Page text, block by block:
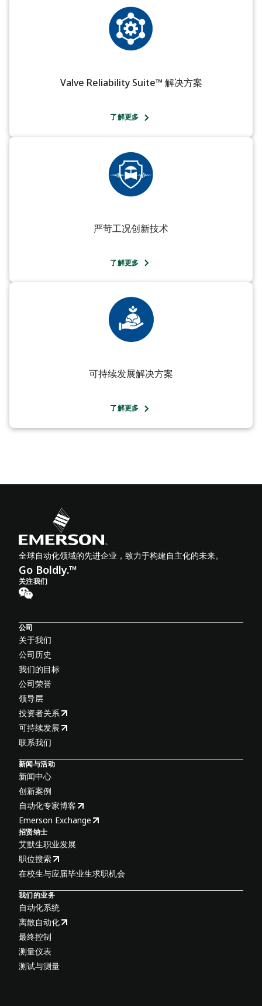
Valve Reliability Suite™ 解决方案
了解更多
严苛工况创新技术
了解更多
可持续发展解决方案
了解更多
全球自动化领域的先进企业，致力于构建自主化的未来。
Go Boldly.™
关注我们
公司
关于我们
公司历史
我们的目标
公司荣誉
领导层
投资者关系
可持续发展
联系我们
新闻与活动
新闻中心
创新案例
自动化专家博客
Emerson Exchange
招贤纳士
艾默生职业发展
职位搜索
在校生与应届毕业生求职机会
我们的业务
自动化系统
离散自动化
最终控制
测量仪表
测试与测量